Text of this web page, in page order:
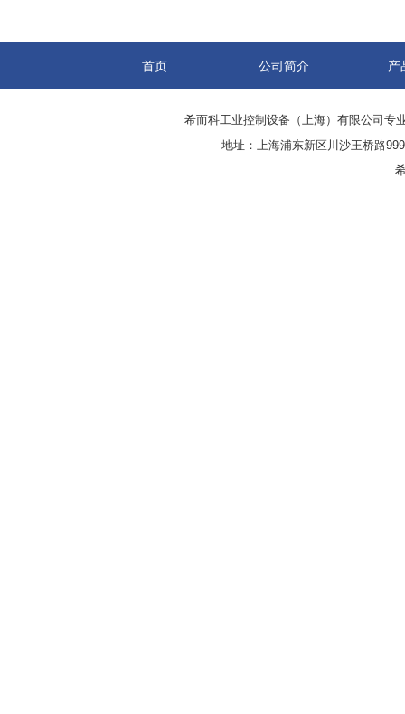
首页 公司简介 产
希而科工业控制设备（上海）有限公司专
地址：上海浦东新区川沙王桥路